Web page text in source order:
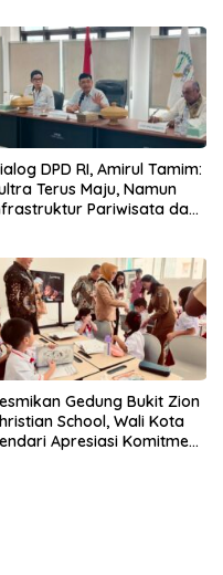
DPD RI, Amirul Tamim:
Terus Maju, Namun
Pariwisata dan
Gedung Bukit Zion
School, Wali Kota
Apresiasi Komitmen